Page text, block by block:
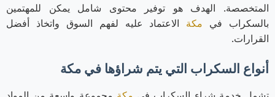
المتخصصة. الهدف هو توفير محتوى شامل يمكن للمهتمين
بالسكراب في مكة الاعتماد عليه لفهم السوق واتخاذ أفضل
القرارات.
أنواع السكراب التي يتم شراؤها في مكة